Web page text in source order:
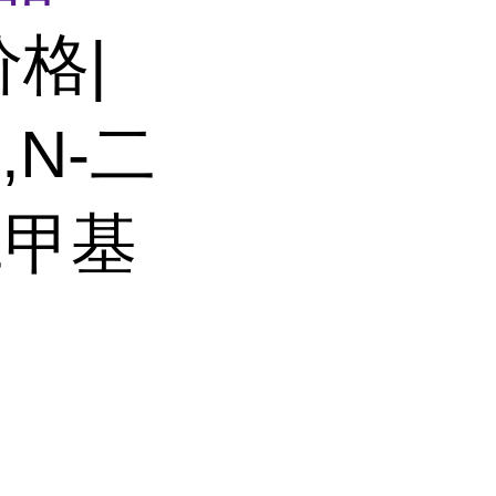
格|
二
基